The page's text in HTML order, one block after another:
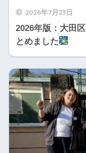
2026年7月23日
2026年版：大田
とめました